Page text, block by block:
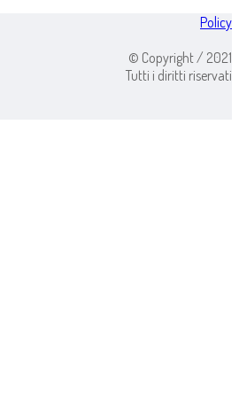
Policy
© Copyright / 2021
Tutti i diritti riservati